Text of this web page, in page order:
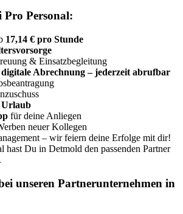
Pro Personal:
17,14 € pro Stunde
& Einsatzbegleitung
digitale Abrechnung – jederzeit abrufbar
Urlaub
für deine Anliegen
neuer Kollegen
– wir feiern deine Erfolge mit dir!
hast Du in Detmold den passenden Partner
unseren Partnerunternehmen in